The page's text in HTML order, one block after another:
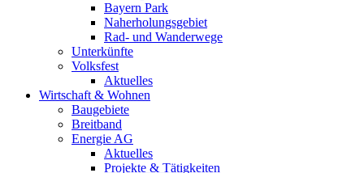
Bayern Park
Naherholungsgebiet
Rad- und Wanderwege
Unterkünfte
Volksfest
Aktuelles
Wirtschaft & Wohnen
Baugebiete
Breitband
Energie AG
Aktuelles
Projekte & Tätigkeiten